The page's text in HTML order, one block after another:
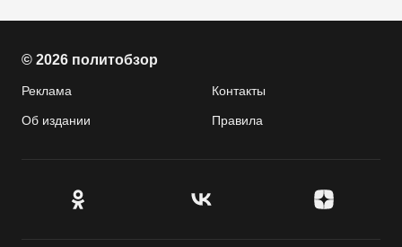
© 2026 политобзор
Реклама Контакты
Об издании Правила